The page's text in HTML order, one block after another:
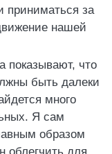
приниматься за
нашей
показывают, что
быть далеки
много
Я сам
образом